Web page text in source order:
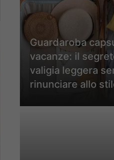
Guardaroba
vacanze: il
valigia leggera
rinunciare allo